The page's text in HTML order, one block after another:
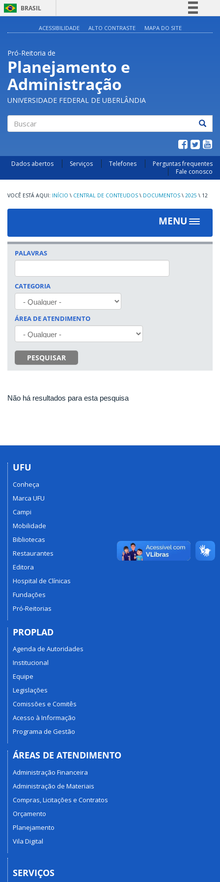
BRASIL
Acesso à informação
ACESSIBILIDADE ALTO CONTRASTE MAPA DO SITE
Pró-Reitoria de
Planejamento e
Administração
UNIVERSIDADE FEDERAL DE UBERLÂNDIA
Dados abertos Serviços Telefones
Perguntas frequentes
Fale conosco
INÍCIO \ CENTRAL DE CONTEUDOS \ DOCUMENTOS \ 2025 \ 12
MENU
Toggle
PALAVRAS
CATEGORIA
ÁREA DE ATENDIMENTO
PESQUISAR
Não há resultados para esta pesquisa
UFU
Conheça
Marca UFU
Campi
Mobilidade
Bibliotecas
Restaurantes
Editora
Hospital de Clínicas
Fundações
Pró-Reitorias
PROPLAD
Agenda de Autoridades
Institucional
Equipe
Legislações
Comissões e Comitês
Acesso à Informação
Programa de Gestão
ÁREAS DE ATENDIMENTO
Administração Financeira
Administração de Materiais
Compras, Licitações e Contratos
Orçamento
Planejamento
Vila Digital
SERVIÇOS